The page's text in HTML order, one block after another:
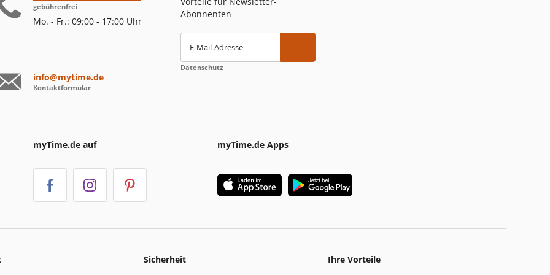
gebührenfrei
Mo. - Fr.: 09:00 - 17:00 Uhr
info@mytime.de
Kontaktformular
Abonnenten
E-Mail-Adresse
Datenschutz
myTime.de auf myTime.de Apps
Sicherheit Ihre Vorteile